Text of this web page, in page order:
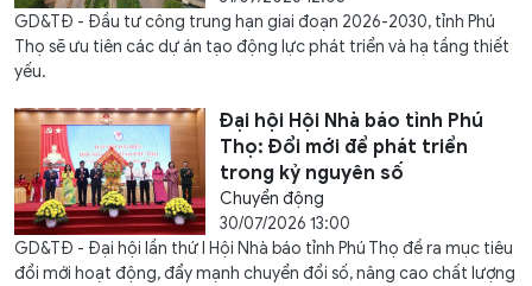
GD&TĐ - Đầu tư công trung hạn giai đoạn 2026-2030, tỉnh Phú
Thọ sẽ ưu tiên các dự án tạo động lực phát triển và hạ tầng thiết
yếu.
Đại hội Hội Nhà báo tỉnh Phú
Thọ: Đổi mới để phát triển
trong kỷ nguyên số
Chuyển động
30/07/2026 13:00
GD&TĐ - Đại hội lần thứ I Hội Nhà báo tỉnh Phú Thọ đề ra mục tiêu
đổi mới hoạt động, đẩy mạnh chuyển đổi số, nâng cao chất lượng